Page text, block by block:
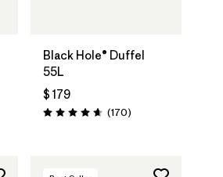
Black Hole® Duffel
55L
$ 179
Valoración: 4.6 / 5
(170Comentarios
)